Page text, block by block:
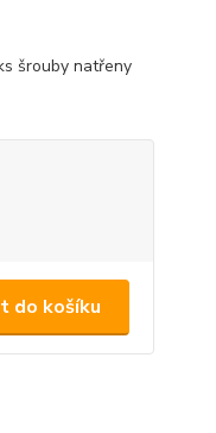
šrouby natřeny
do košíku